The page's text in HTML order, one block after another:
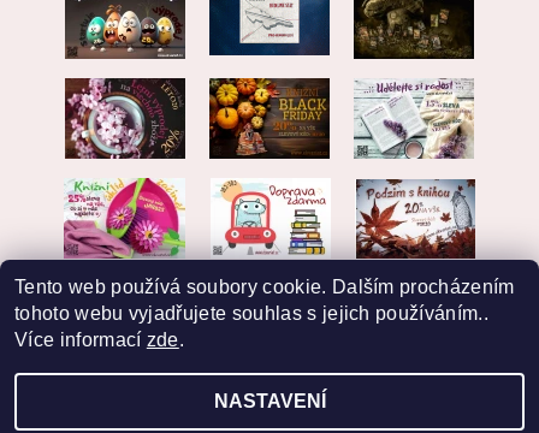
Tento web používá soubory cookie. Dalším procházením
tohoto webu vyjadřujete souhlas s jejich používáním..
Více informací zde.
NASTAVENÍ